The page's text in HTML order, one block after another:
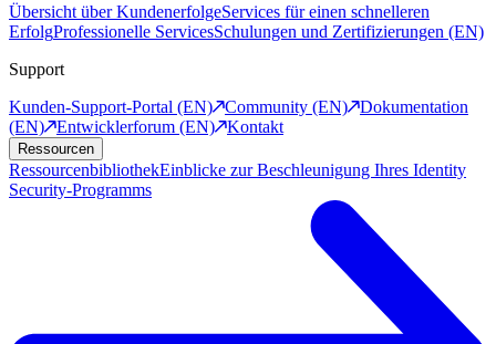
Übersicht über KundenerfolgeServices für einen schnelleren
ErfolgProfessionelle ServicesSchulungen und Zertifizierungen (EN)
Support
Kunden-Support-Portal (EN)
Community (EN)
Dokumentation
(EN)
Entwicklerforum (EN) Kontakt
Ressourcen
RessourcenbibliothekEinblicke zur Beschleunigung Ihres Identity
Security-Programms